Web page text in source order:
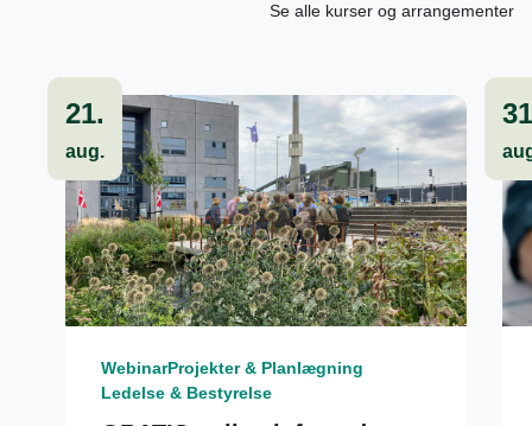
Se alle kurser og arrangementer
21.
aug.
WebinarProjekter & Planlægning
Ledelse & Bestyrelse